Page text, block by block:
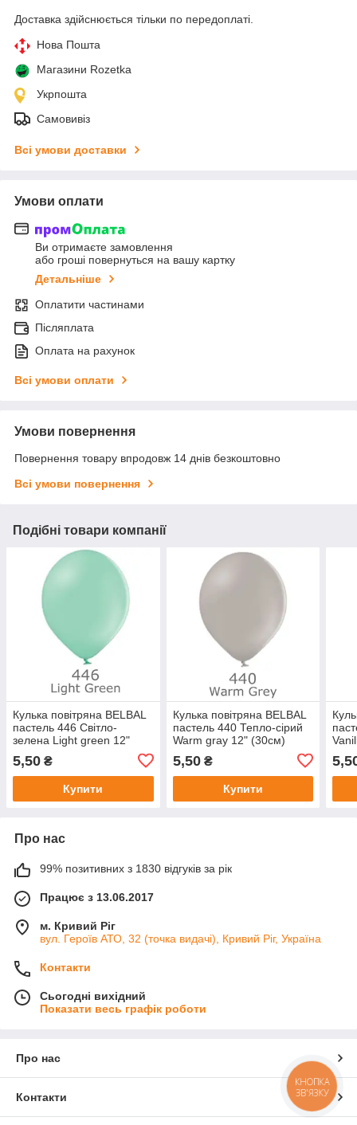
Доставка здійснюється тільки по передоплаті.
Нова Пошта
Магазини Rozetka
Укрпошта
Самовивіз
Всі умови доставки
Умови оплати
Ви отримаєте замовлення
або гроші повернуться на вашу картку
Детальніше
Оплатити частинами
Післяплата
Оплата на рахунок
Всі умови оплати
Умови повернення
Повернення товару впродовж 14 днів безкоштовно
Всі умови повернення
Подібні товари компанії
Кулька повітряна BELBAL
пастель 446 Світло-
зелена Light green 12"
5,50 ₴
Купити
Кулька повітряна BELBAL
пастель 440 Тепло-сірий
Warm gray 12" (30см)
5,50₴
Купити
Про нас
99% позитивних з 1830 відгуків за рік
Працює з 13.06.2017
м. Кривий Ріг
вул. Героїв АТО, 32 (точка видачі), Кривий Ріг, Україна
Контакти
Сьогодні вихідний
Показати весь графік роботи
Про нас
Контакти
КНОПКА
ЗВ'ЯЗКУ